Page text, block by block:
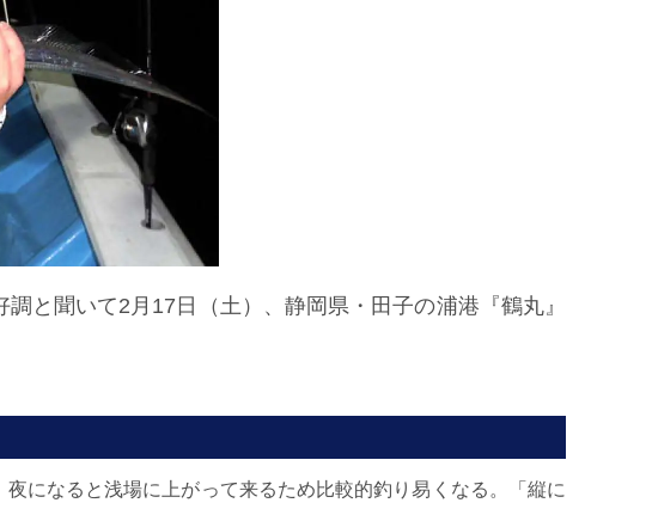
と聞いて2月17日（土）、静岡県・田子の浦港『鶴丸』
になると浅場に上がって来るため比較的釣り易くなる。「縦に